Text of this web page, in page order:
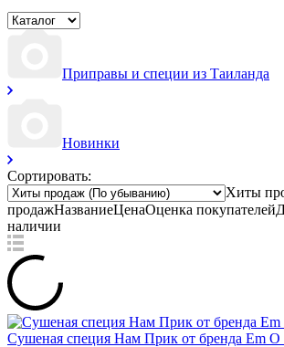
Приправы и специи из Таиланда
Новинки
Сортировать:
Хиты
продажНазваниеЦенаОценка покупателей
наличии
Сушеная специя Нам Прик от бренда Em O